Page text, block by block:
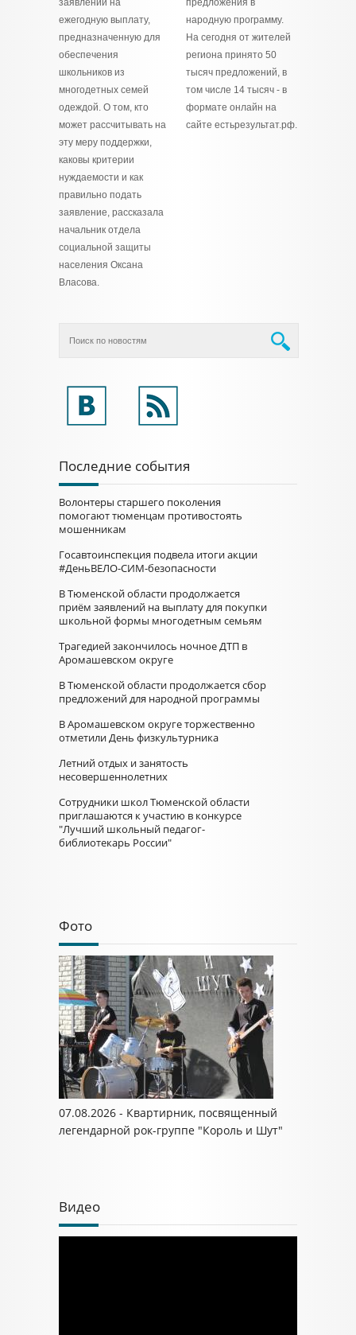
заявлений на
ежегодную выплату,
предназначенную для
обеспечения
школьников из
многодетных семей
одеждой. О том, кто
может рассчитывать на
эту меру поддержки,
каковы критерии
нуждаемости и как
правильно подать
заявление, рассказала
начальник отдела
социальной защиты
населения Оксана
Власова.
предложения в
народную программу.
На сегодня от жителей
региона принято 50
тысяч предложений, в
том числе 14 тысяч - в
формате онлайн на
сайте естьрезультат.рф.
Последние события
Волонтеры старшего поколения
помогают тюменцам противостоять
мошенникам
Госавтоинспекция подвела итоги акции
#ДеньВЕЛО-СИМ-безопасности
В Тюменской области продолжается
приём заявлений на выплату для покупки
школьной формы многодетным семьям
Трагедией закончилось ночное ДТП в
Аромашевском округе
В Тюменской области продолжается сбор
предложений для народной программы
В Аромашевском округе торжественно
отметили День физкультурника
Летний отдых и занятость
несовершеннолетних
Сотрудники школ Тюменской области
приглашаются к участию в конкурсе
"Лучший школьный педагог-
библиотекарь России"
Фото
07.08.2026 - Квартирник, посвященный
легендарной рок-группе "Король и Шут"
Видео